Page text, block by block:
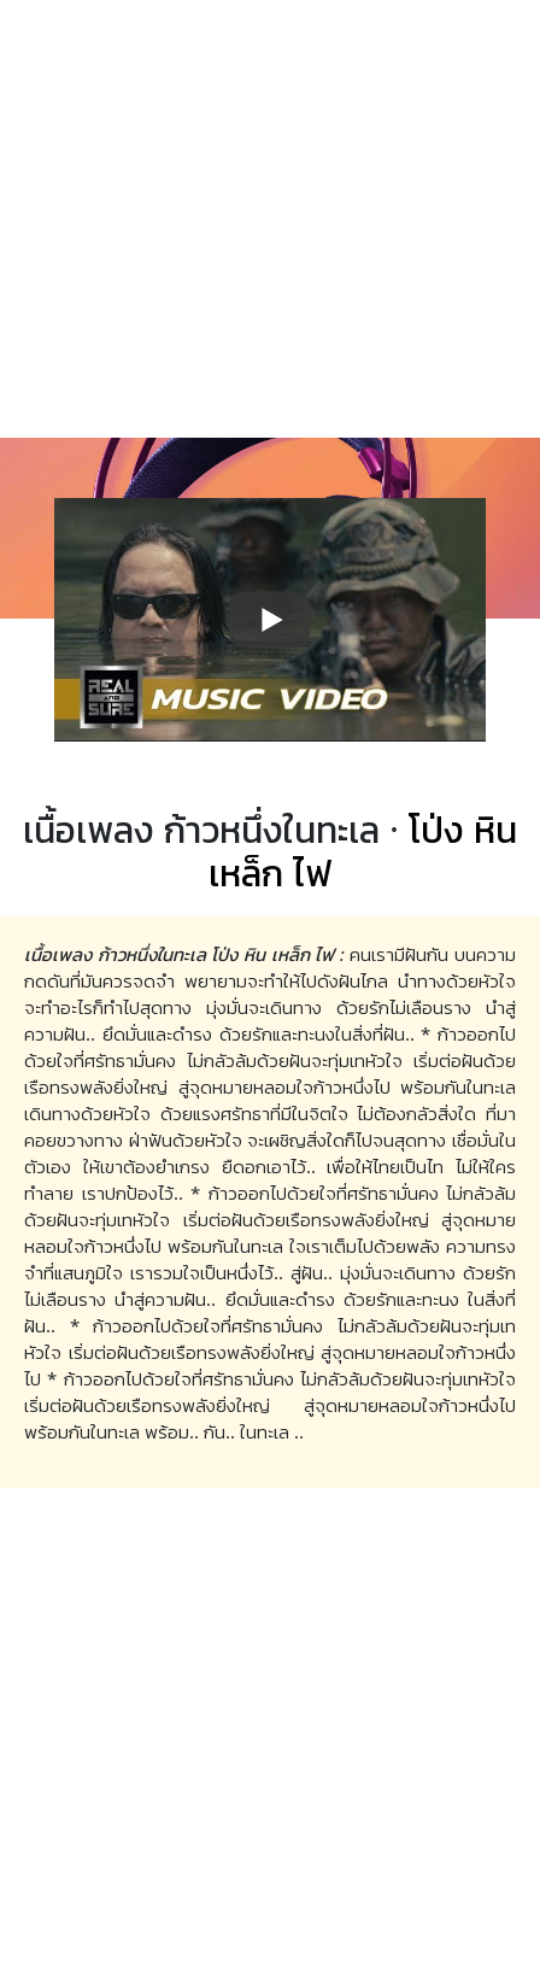
เนื้อเพลง ก้าวหนึ่งในทะเล · โป่ง หิน
เหล็ก ไฟ
เนื้อเพลง ก้าวหนึ่งในทะเล โป่ง หิน เหล็ก ไฟ :คนเรามีฝันกัน บนความ
กดดันที่มันควรจดจำ พยายามจะทำให้ไปดังฝันไกล นำทางด้วยหัวใจ
จะทำอะไรก็ทำไปสุดทาง มุ่งมั่นจะเดินทาง ด้วยรักไม่เลือนราง นำสู่
ความฝัน.. ยึดมั่นและดำรง ด้วยรักและทะนงในสิ่งที่ฝัน.. * ก้าวออกไป
ด้วยใจที่ศรัทธามั่นคง ไม่กลัวล้มด้วยฝันจะทุ่มเทหัวใจ เริ่มต่อฝันด้วย
เรือทรงพลังยิ่งใหญ่ สู่จุดหมายหลอมใจก้าวหนึ่งไป พร้อมกันในทะเล
เดินทางด้วยหัวใจ ด้วยแรงศรัทธาที่มีในจิตใจ ไม่ต้องกลัวสิ่งใด ที่มา
คอยขวางทาง ฝ่าฟันด้วยหัวใจ จะเผชิญสิ่งใดก็ไปจนสุดทาง เชื่อมั่นใน
ตัวเอง ให้เขาต้องยำเกรง ยืดอกเอาไว้.. เพื่อให้ไทยเป็นไท ไม่ให้ใคร
ทำลาย เราปกป้องไว้.. * ก้าวออกไปด้วยใจที่ศรัทธามั่นคง ไม่กลัวล้ม
ด้วยฝันจะทุ่มเทหัวใจ เริ่มต่อฝันด้วยเรือทรงพลังยิ่งใหญ่ สู่จุดหมาย
หลอมใจก้าวหนึ่งไป พร้อมกันในทะเล ใจเราเต็มไปด้วยพลัง ความทรง
จำที่แสนภูมิใจ เรารวมใจเป็นหนึ่งไว้.. สู่ฝัน.. มุ่งมั่นจะเดินทาง ด้วยรัก
ไม่เลือนราง นำสู่ความฝัน.. ยึดมั่นและดำรง ด้วยรักและทะนง ในสิ่งที่
ฝัน.. * ก้าวออกไปด้วยใจที่ศรัทธามั่นคง ไม่กลัวล้มด้วยฝันจะทุ่มเท
หัวใจ เริ่มต่อฝันด้วยเรือทรงพลังยิ่งใหญ่ สู่จุดหมายหลอมใจก้าวหนึ่ง
ไป * ก้าวออกไปด้วยใจที่ศรัทธามั่นคง ไม่กลัวล้มด้วยฝันจะทุ่มเทหัวใจ
เริ่มต่อฝันด้วยเรือทรงพลังยิ่งใหญ่ สู่จุดหมายหลอมใจก้าวหนึ่งไป
พร้อมกันในทะเล พร้อม.. กัน.. ในทะเล ..